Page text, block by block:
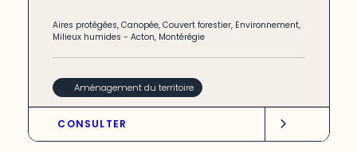
Aires protégées,Canopée,Couvert forestier, Environnement,
Milieux humides -Acton, Montérégie
Aménagement du territoire
CONSULTER